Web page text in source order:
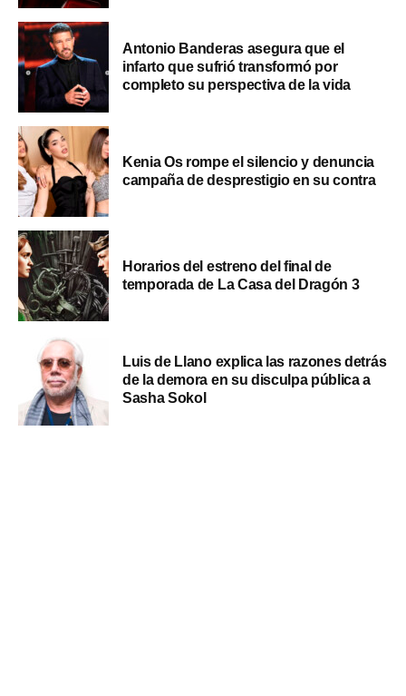
Antonio Banderas asegura que el
infarto que sufrió transformó por
completo su perspectiva de la vida
Kenia Os rompe el silencio y denuncia
campaña de desprestigio en su contra
Horarios del estreno del final de
temporada de La Casa del Dragón 3
Luis de Llano explica las razones detrás
de la demora en su disculpa pública a
Sasha Sokol